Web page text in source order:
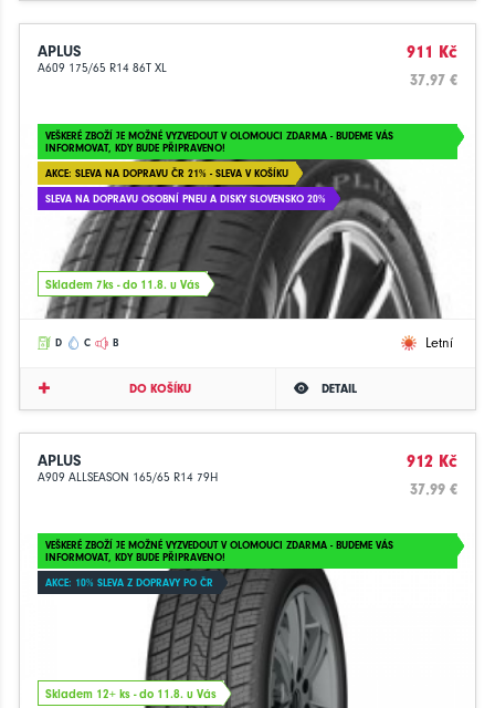
APLUS
A609 175/65 R14 86T XL
911 Kč
37.97 €
VEŠKERÉ ZBOŽÍ JE MOŽNÉ VYZVEDOUT V OLOMOUCI ZDARMA - BUDEME VÁS
INFORMOVAT, KDY BUDE PŘIPRAVENO!
AKCE: SLEVA NA DOPRAVU ČR 21% - SLEVA V KOŠÍKU
SLEVA NA DOPRAVU OSOBNÍ PNEU A DISKY SLOVENSKO 20%
Skladem 7ks - do 11.8. u Vás
D C B Letní
DO KOŠÍKU DETAIL
APLUS
A909 ALLSEASON 165/65 R14 79H
912 Kč
37.99 €
VEŠKERÉ ZBOŽÍ JE MOŽNÉ VYZVEDOUT V OLOMOUCI ZDARMA - BUDEME VÁS
INFORMOVAT, KDY BUDE PŘIPRAVENO!
AKCE: 10% SLEVA Z DOPRAVY PO ČR
Skladem 12+ ks - do 11.8. u Vás